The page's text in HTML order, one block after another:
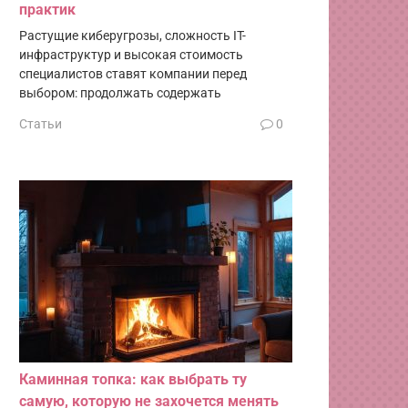
практик
Растущие киберугрозы, сложность IT-
инфраструктур и высокая стоимость
специалистов ставят компании перед
выбором: продолжать содержать
Статьи 0
Каминная топка: как выбрать ту
самую, которую не захочется менять